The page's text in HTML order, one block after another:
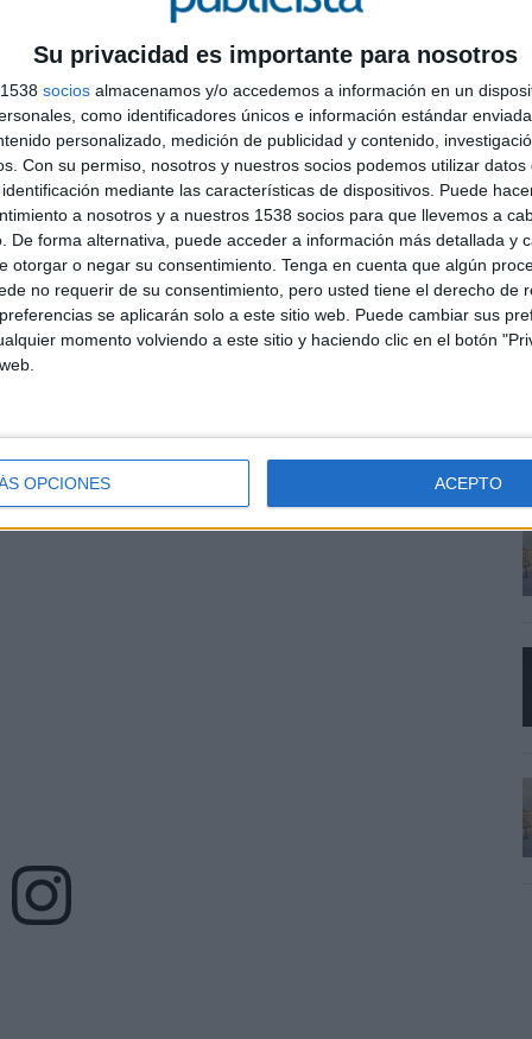
Su privacidad es importante para nosotros
socios almacenamos y/o accedemos a información en un
como identificadores únicos e información estándar
personalizado, medición de publicidad y contenido,
Con su permiso, nosotros y nuestros socios podemos utilizar datos
mediante las características de dispositivos. Puede
a nosotros y a nuestros 1538 socios para que llevemos a
De forma alternativa, puede acceder a información más detallada y
otorgar o negar su consentimiento. Tenga en cuenta que algún
no requerir de su consentimiento, pero usted tiene el derecho de
se aplicarán solo a este sitio web. Puede cambiar sus
momento volviendo a este sitio y haciendo clic en el botón
OPCIONES ACEPTO
organización de torneos de petanca,
a generaciones mayores dentro de un
esta dinámica reunió a más de 6.000
de la merienda como otro de sus
raciones de pan con chocolate y más de 3.000
con sorteos y merchandising exclusivo, entre
junto a ScrapWorld que reinterpretaba elementos
a la moda urbana.
aMañana Nunca Sabes , la activación ha
que fusionan producto, cultura, participación y